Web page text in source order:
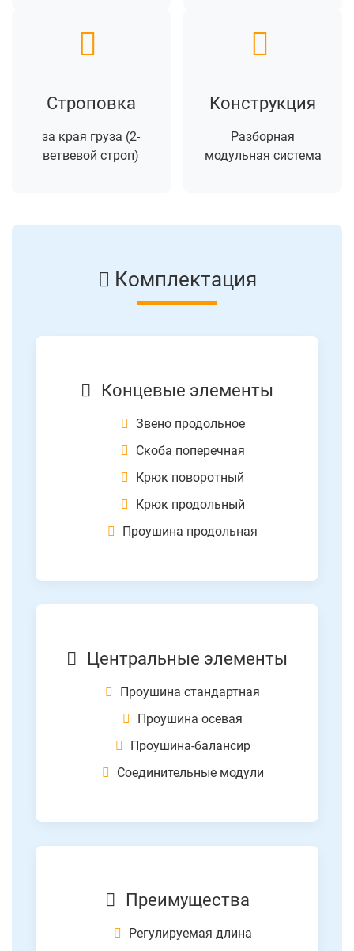
Строповка
за края груза (2-
ветвевой строп)
Конструкция
Разборная
модульная система
Комплектация
Концевые элементы
Звено продольное
Скоба поперечная
Крюк поворотный
Крюк продольный
Проушина продольная
Центральные элементы
Проушина стандартная
Проушина осевая
Проушина-балансир
Соединительные модули
Преимущества
Регулируемая длина